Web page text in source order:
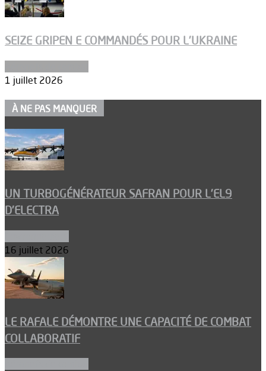
SEIZE GRIPEN E COMMANDÉS POUR L’UKRAINE
1 juillet 2026
À NE PAS MANQUER
UN TURBOGÉNÉRATEUR SAFRAN POUR L’EL9
D’ELECTRA
16 juillet 2026
LE RAFALE DÉMONTRE UNE CAPACITÉ DE COMBAT
COLLABORATIF